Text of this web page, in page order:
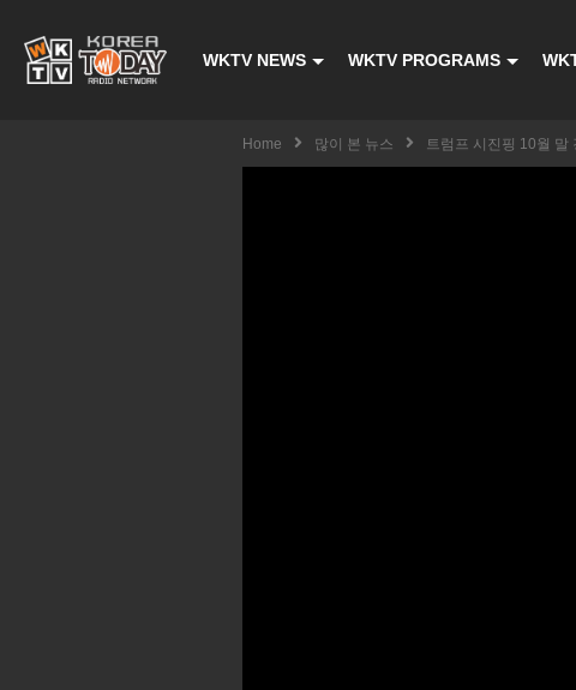
WKTV NEWS WKTV PROGRAMS
Home 많이 본 뉴스 트럼프 시진핑 10월 말